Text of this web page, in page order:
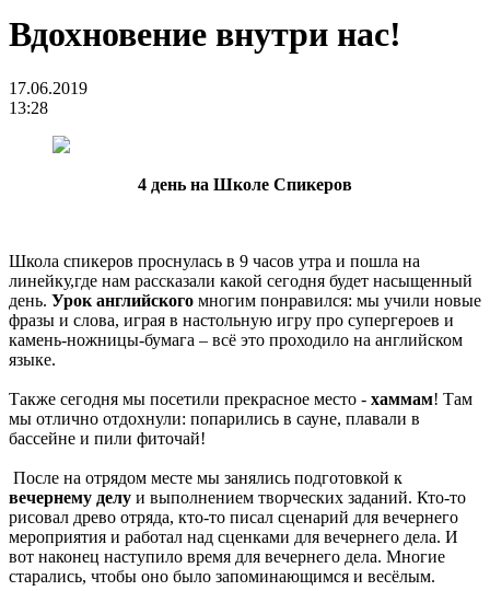
Вдохновение внутри нас!
17.06.2019
13:28
4 день на Школе Спикеров
Школа спикеров проснулась в 9 часов утра и пошла на
линейку,где нам рассказали какой сегодня будет насыщенный
день. Урок английского многим понравился: мы учили новые
фразы и слова, играя в настольную игру про супергероев и
камень-ножницы-бумага – всё это проходило на английском
языке.
Также сегодня мы посетили прекрасное место - хаммам! Там
мы отлично отдохнули: попарились в сауне, плавали в
бассейне и пили фиточай!
После на отрядом месте мы занялись подготовкой к
вечернему делу и выполнением творческих заданий. Кто-то
рисовал древо отряда, кто-то писал сценарий для вечернего
мероприятия и работал над сценками для вечернего дела. И
вот наконец наступило время для вечернего дела. Многие
старались, чтобы оно было запоминающимся и весёлым.